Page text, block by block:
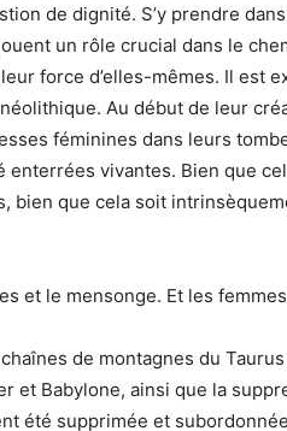
de dignité. S’y prendre
un rôle crucial dans le
force d’elles-mêmes. Il est
Au début de leur
féminines dans leurs
enterrées vivantes. Bien que
bien que cela soit
et le mensonge. Et les
de montagnes du
et Babylone, ainsi que la
été supprimée et